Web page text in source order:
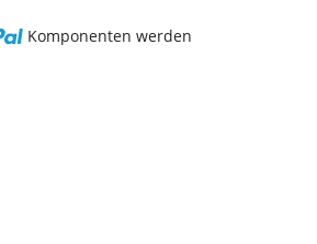
Komponenten werden